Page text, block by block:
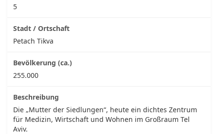
5
Petach Tikva
255.000
Die „Mutter der Siedlungen“, heute ein dichtes Zentrum
für Medizin, Wirtschaft und Wohnen im Großraum Tel
Aviv.